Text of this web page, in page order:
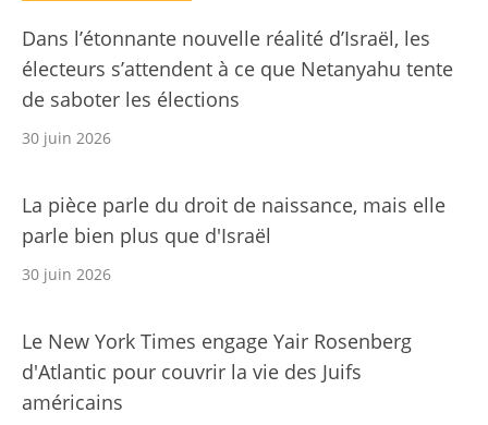
Dans l’étonnante nouvelle réalité d’Israël, les
électeurs s’attendent à ce que Netanyahu tente
de saboter les élections
30 juin 2026
La pièce parle du droit de naissance, mais elle
parle bien plus que d'Israël
30 juin 2026
Le New York Times engage Yair Rosenberg
d'Atlantic pour couvrir la vie des Juifs
américains